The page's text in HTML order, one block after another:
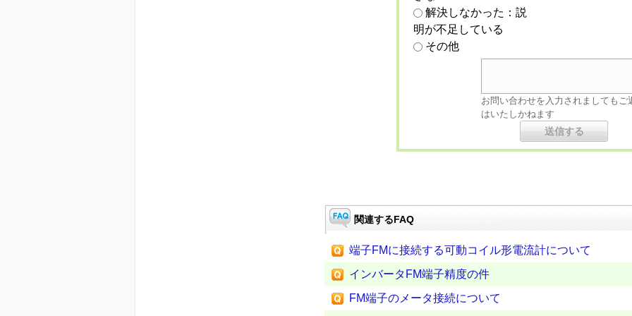
解決しなかった：説
明が不足している
その他
お問い合わせを入力されましてもご
はいたしかねます
関連するFAQ
端子FMに接続する可動コイル形電流計について
インバータFM端子精度の件
FM端子のメータ接続について